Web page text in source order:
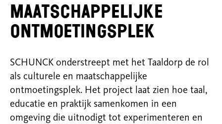
maatschappelijke
ontmoetingsplek
SCHUNCK onderstreept met het Taaldorp de rol
als culturele en maatschappelijke
ontmoetingsplek. Het project laat zien hoe taal,
educatie en praktijk samenkomen in een
omgeving die uitnodigt tot experimenteren en